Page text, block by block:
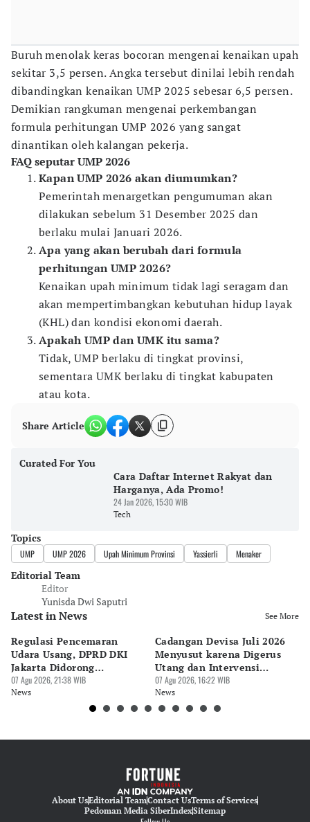
Buruh menolak keras bocoran mengenai kenaikan upah
sekitar 3,5 persen. Angka tersebut dinilai lebih rendah
dibandingkan kenaikan UMP 2025 sebesar 6,5 persen.
Demikian rangkuman mengenai perkembangan
formula perhitungan UMP 2026 yang sangat
dinantikan oleh kalangan pekerja.
FAQ seputar UMP 2026
Kapan UMP 2026 akan diumumkan?
Pemerintah menargetkan pengumuman akan
dilakukan sebelum 31 Desember 2025 dan
berlaku mulai Januari 2026.
Apa yang akan berubah dari formula
perhitungan UMP 2026?
Kenaikan upah minimum tidak lagi seragam dan
akan mempertimbangkan kebutuhan hidup layak
(KHL) dan kondisi ekonomi daerah.
Apakah UMP dan UMK itu sama?
Tidak, UMP berlaku di tingkat provinsi,
sementara UMK berlaku di tingkat kabupaten
atau kota.
Share Article
Curated For You
Cara Daftar Internet Rakyat dan
Harganya, Ada Promo!
24 Jan 2026, 15:30 WIB
Tech
Topics
UMP UMP 2026 Upah Minimum Provinsi Yassierli Menaker
Editorial Team
Editor
Yunisda Dwi Saputri
Latest in News See More
Regulasi Pencemaran
Udara Usang, DPRD DKI
Jakarta Didorong
Prioritaskan Revisi Perda
07 Agu 2026, 21:38 WIB
News
Cadangan Devisa Juli 2026
Menyusut karena Digerus
Utang dan Intervensi
Rupiah
07 Agu 2026, 16:22 WIB
News
About UsEditorial TeamContact UsTerms of Services
Pedoman Media SiberIndexSitemap